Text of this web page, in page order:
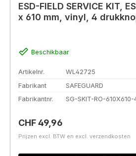
ESD-FIELD SERVICE KIT,
x 610 mm, vinyl, 4
Beschikbaar
Artikelnr.
WL42725
Fabrikant
SAFEGUARD
Fabrikantnr.
SG-SKIT-RO-610X610-
Normale prijs:
CHF 49,96
Prijzen excl. BTW en excl. verzendkosten